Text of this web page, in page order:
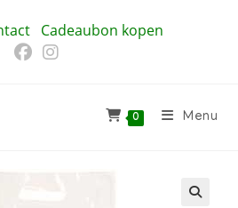
Cadeaubon kopen
0 Menu